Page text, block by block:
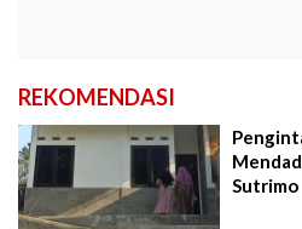
REKOMENDASI
Sutrimo